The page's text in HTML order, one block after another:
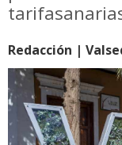
Redacción |